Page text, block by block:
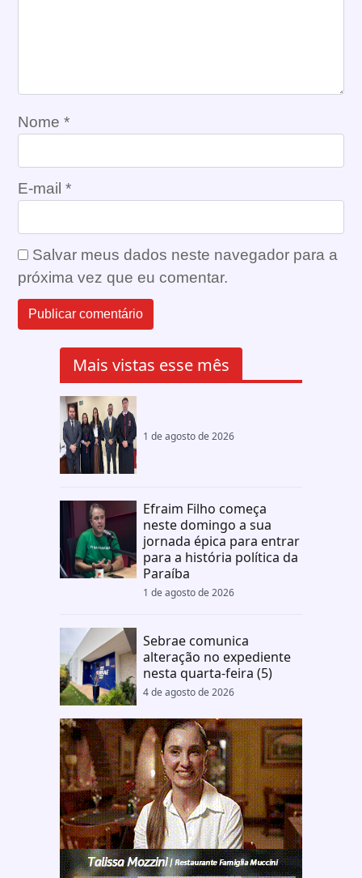
Nome *
E-mail *
Salvar meus dados neste navegador para a
próxima vez que eu comentar.
Mais vistas esse mês
1 de agosto de 2026
Efraim Filho começa
neste domingo a sua
jornada épica para entrar
para a história política da
Paraíba
1 de agosto de 2026
Sebrae comunica
alteração no expediente
nesta quarta-feira (5)
4 de agosto de 2026